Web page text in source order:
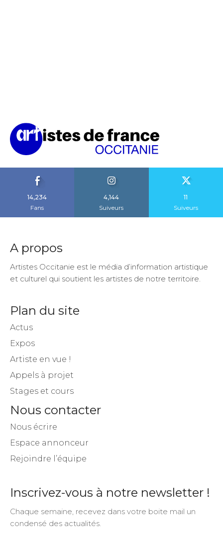
14,234
Fans
4,144
Suiveurs
11
Suiveurs
A propos
Artistes Occitanie est le média d’information artistique
et culturel qui soutient les artistes de notre territoire.
Plan du site
Actus
Expos
Artiste en vue !
Appels à projet
Stages et cours
Nous contacter
Nous écrire
Espace annonceur
Rejoindre l’équipe
Inscrivez-vous à notre newsletter !
Chaque semaine, recevez dans votre boite mail un
condensé des actualités.